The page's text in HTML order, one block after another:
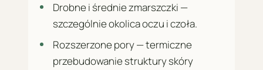
Drobne i średnie zmarszczki —
szczególnie okolica oczu i czoła.
Rozszerzone pory — termiczne
przebudowanie struktury skóry